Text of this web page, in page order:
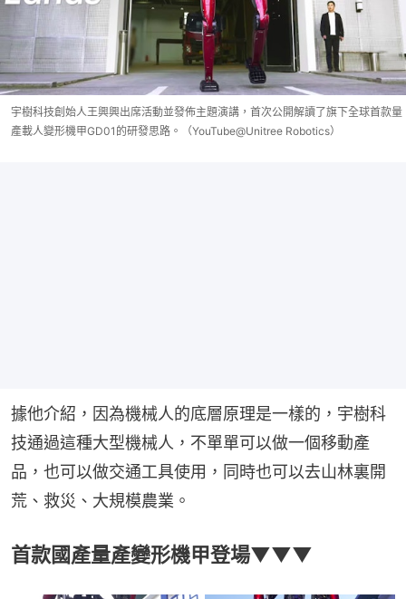
宇樹科技創始人王興興出席活動並發佈主題演講，首次公開解讀了旗下全球首款量
產載人變形機甲GD01的研發思路。（YouTube@Unitree Robotics）
據他介紹，因為機械人的底層原理是一樣的，宇樹科
技通過這種大型機械人，不單單可以做一個移動產
品，也可以做交通工具使用，同時也可以去山林裏開
荒、救災、大規模農業。
首款國產量產變形機甲登場▼▼▼